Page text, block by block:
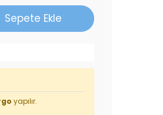
Sepete Ekle
yapılır.